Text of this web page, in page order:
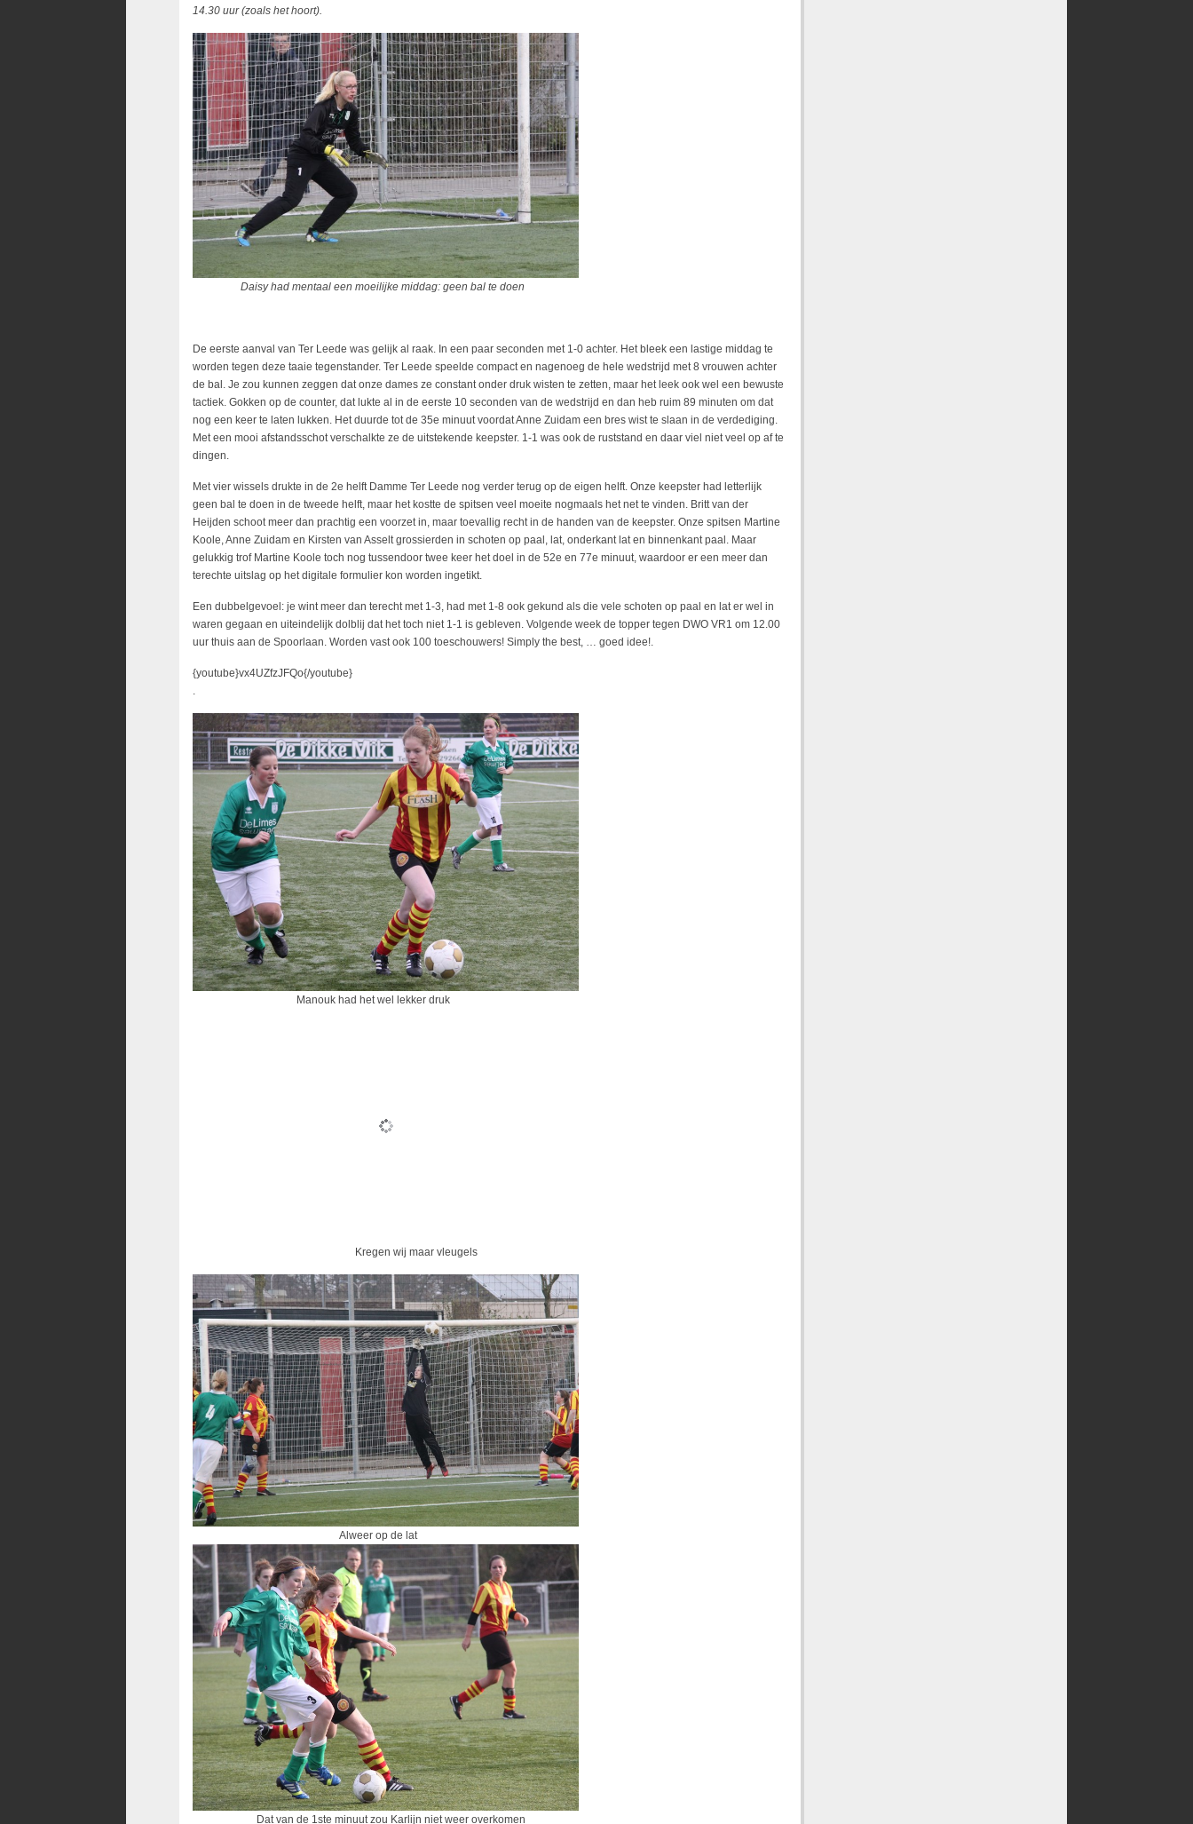
14.30 uur (zoals het hoort).
Daisy had mentaal een moeilijke middag: geen bal te doen
De eerste aanval van Ter Leede was gelijk al raak. In een paar seconden met 1-0 achter. Het bleek een lastige middag te
worden tegen deze taaie tegenstander. Ter Leede speelde compact en nagenoeg de hele wedstrijd met 8 vrouwen achter
de bal. Je zou kunnen zeggen dat onze dames ze constant onder druk wisten te zetten, maar het leek ook wel een bewuste
tactiek. Gokken op de counter, dat lukte al in de eerste 10 seconden van de wedstrijd en dan heb ruim 89 minuten om dat
nog een keer te laten lukken. Het duurde tot de 35e minuut voordat Anne Zuidam een bres wist te slaan in de verdediging.
Met een mooi afstandsschot verschalkte ze de uitstekende keepster. 1-1 was ook de ruststand en daar viel niet veel op af te
dingen.
Met vier wissels drukte in de 2e helft Damme Ter Leede nog verder terug op de eigen helft. Onze keepster had letterlijk
geen bal te doen in de tweede helft, maar het kostte de spitsen veel moeite nogmaals het net te vinden. Britt van der
Heijden schoot meer dan prachtig een voorzet in, maar toevallig recht in de handen van de keepster. Onze spitsen Martine
Koole, Anne Zuidam en Kirsten van Asselt grossierden in schoten op paal, lat, onderkant lat en binnenkant paal. Maar
gelukkig trof Martine Koole toch nog tussendoor twee keer het doel in de 52e en 77e minuut, waardoor er een meer dan
terechte uitslag op het digitale formulier kon worden ingetikt.
Een dubbelgevoel: je wint meer dan terecht met 1-3, had met 1-8 ook gekund als die vele schoten op paal en lat er wel in
waren gegaan en uiteindelijk dolblij dat het toch niet 1-1 is gebleven. Volgende week de topper tegen DWO VR1 om 12.00
uur thuis aan de Spoorlaan. Worden vast ook 100 toeschouwers! Simply the best, … goed idee!.
{youtube}vx4UZfzJFQo{/youtube}
.
Manouk had het wel lekker druk
Kregen wij maar vleugels
Alweer op de lat
Dat van de 1ste minuut zou Karlijn niet weer overkomen